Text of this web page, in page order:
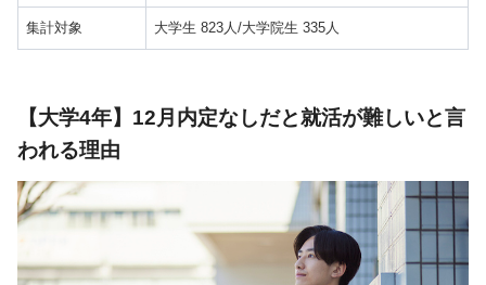
集計対象 大学生 823人/大学院生 335人
【大学4年】12月内定なしだと就活が難しいと言
われる理由